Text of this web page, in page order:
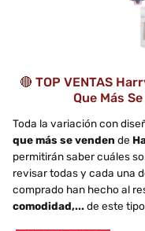
🔴 TOP VENTAS
Que Más
Toda la variación con
que más se venden de
permitirán saber cuáles
revisar todas y cada una
comprado han hecho al
comodidad,...de este